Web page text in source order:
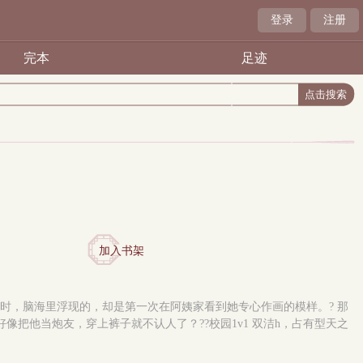
登录 注册
完本 足迹
加入书架
，脑海里浮现的，却是第一次在阿姨家看到她专心作画的模样。? 那
把他当炮友，穿上裤子就不认人了？??校园1v1 双洁h，占有型天之